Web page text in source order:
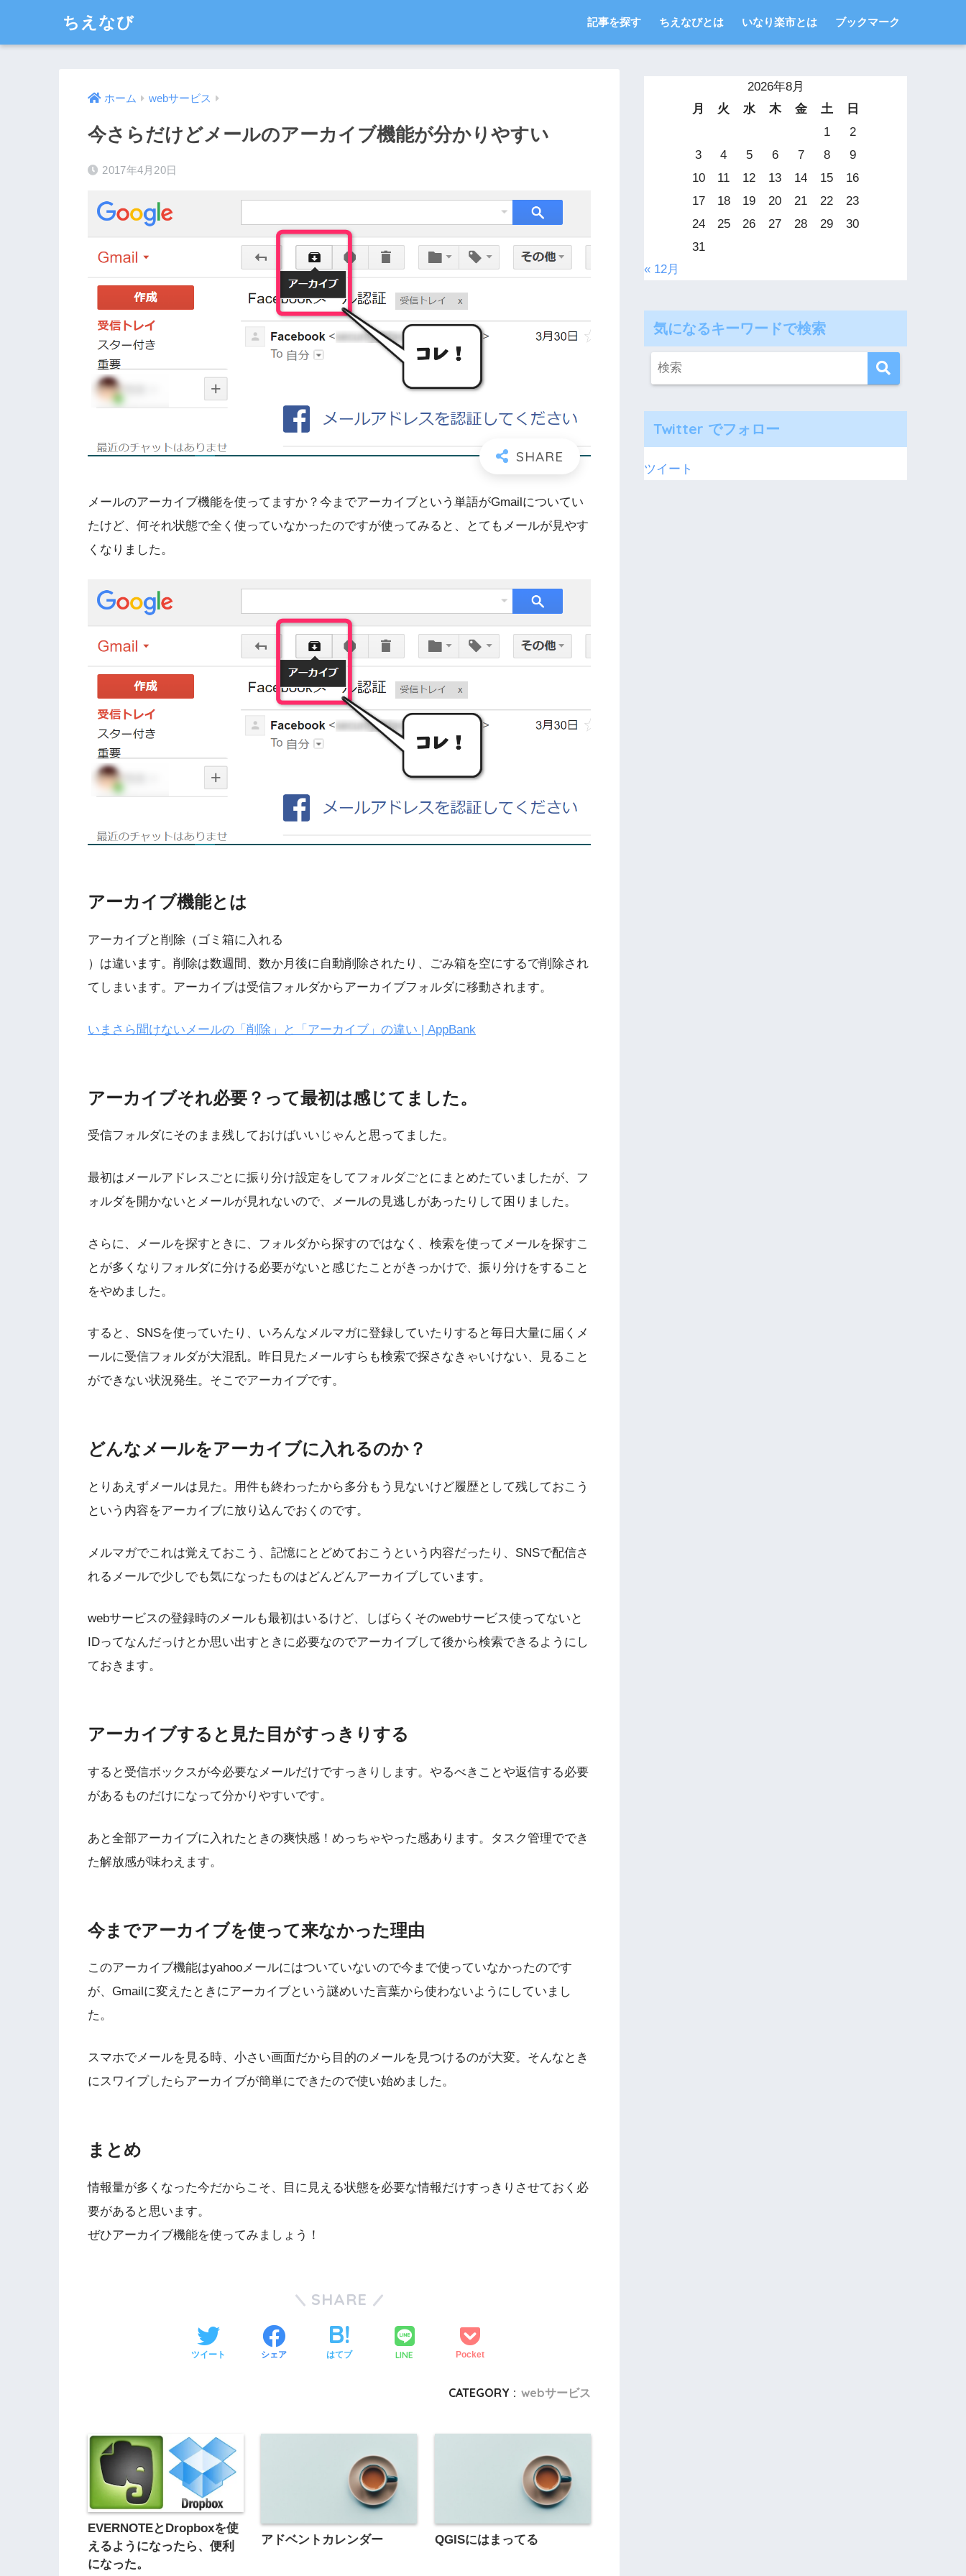
ちえなび 記事を探す ちえなびとは いなり楽市とは ブックマーク
ホーム webサービス
今さらだけどメールのアーカイブ機能が分かりやすい
2017年4月20日
メールのアーカイブ機能を使ってますか？今までアーカイブという単語がGmailについてい
たけど、何それ状態で全く使っていなかったのですが使ってみると、とてもメールが見やす
くなりました。
アーカイブ機能とは
アーカイブと削除（ゴミ箱に入れる
）は違います。削除は数週間、数か月後に自動削除されたり、ごみ箱を空にするで削除され
てしまいます。アーカイブは受信フォルダからアーカイブフォルダに移動されます。
いまさら聞けないメールの「削除」と「アーカイブ」の違い | AppBank
アーカイブそれ必要？って最初は感じてました。
受信フォルダにそのまま残しておけばいいじゃんと思ってました。
最初はメールアドレスごとに振り分け設定をしてフォルダごとにまとめたていましたが、フ
ォルダを開かないとメールが見れないので、メールの見逃しがあったりして困りました。
さらに、メールを探すときに、フォルダから探すのではなく、検索を使ってメールを探すこ
とが多くなりフォルダに分ける必要がないと感じたことがきっかけで、振り分けをすること
をやめました。
すると、SNSを使っていたり、いろんなメルマガに登録していたりすると毎日大量に届くメ
ールに受信フォルダが大混乱。昨日見たメールすらも検索で探さなきゃいけない、見ること
ができない状況発生。そこでアーカイブです。
どんなメールをアーカイブに入れるのか？
とりあえずメールは見た。用件も終わったから多分もう見ないけど履歴として残しておこう
という内容をアーカイブに放り込んでおくのです。
メルマガでこれは覚えておこう、記憶にとどめておこうという内容だったり、SNSで配信さ
れるメールで少しでも気になったものはどんどんアーカイブしています。
webサービスの登録時のメールも最初はいるけど、しばらくそのwebサービス使ってないと
IDってなんだっけとか思い出すときに必要なのでアーカイブして後から検索できるようにし
ておきます。
アーカイブすると見た目がすっきりする
すると受信ボックスが今必要なメールだけですっきりします。やるべきことや返信する必要
があるものだけになって分かりやすいです。
あと全部アーカイブに入れたときの爽快感！めっちゃやった感あります。タスク管理ででき
た解放感が味わえます。
今までアーカイブを使って来なかった理由
このアーカイブ機能はyahooメールにはついていないので今まで使っていなかったのです
が、Gmailに変えたときにアーカイブという謎めいた言葉から使わないようにしていまし
た。
スマホでメールを見る時、小さい画面だから目的のメールを見つけるのが大変。そんなとき
にスワイプしたらアーカイブが簡単にできたので使い始めました。
まとめ
情報量が多くなった今だからこそ、目に見える状態を必要な情報だけすっきりさせておく必
要があると思います。
ぜひアーカイブ機能を使ってみましょう！
SHARE
ツイート シェア はてブ LINE Pocket
CATEGORY : webサービス
EVERNOTEとDropboxを使
えるようになったら、便利
になった。
アドベントカレンダー QGISにはまってる
2026年8月
月
火 水 木 金 土
日
1
2
3
4 5 6 7 8
9
10
11 12 13 14 15
16
17
18 19 20 21 22
23
24
25 26 27 28 29
30
31
« 12月
気になるキーワードで検索
Twitter でフォロー
ツイート